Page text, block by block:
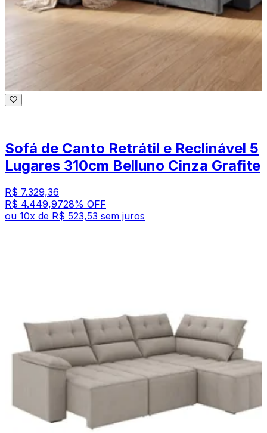
Sofá de Canto Retrátil e Reclinável 5
Lugares 310cm Belluno Cinza Grafite
R$ 7.329,36
R$ 4.449,9728% OFF
ou 10x de R$ 523,53 sem juros